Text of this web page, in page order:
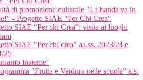
di promozione culturale "La banda va in
- Progetto SIAE "Per Chi Crea"
SIAE “Per chi Crea”: visita ai luoghi
SIAE "Per chi crea" aa.ss. 2023/24 e
25
Insieme"
"Frutta e Verdura nelle scuole” a.s.